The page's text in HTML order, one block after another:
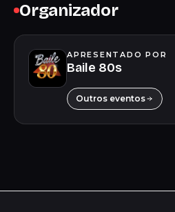
Organizador
APRESENTADO POR
Baile 80s
Outros eventos